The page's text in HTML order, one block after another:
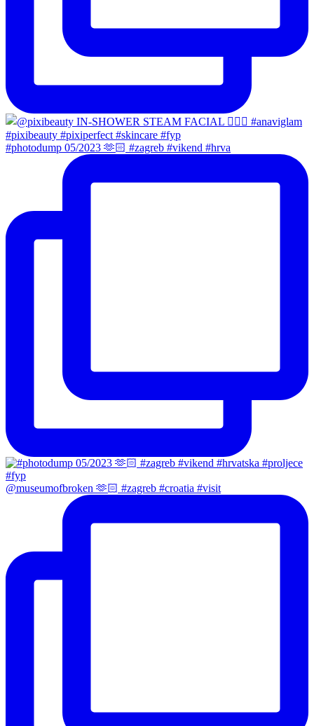
#photodump 05/2023 🫶🏻 #zagreb #vikend #hrva
@museumofbroken 🫶🏻 #zagreb #croatia #visit